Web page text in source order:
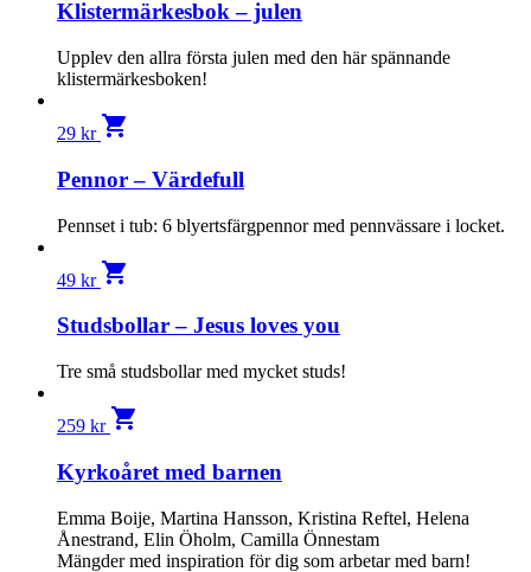
Klistermärkesbok – julen
Upplev den allra första julen med den här spännande
klistermärkesboken!
29 kr shopping_cart
Pennor – Värdefull
Pennset i tub: 6 blyertsfärgpennor med pennvässare i locket.
49 kr shopping_cart
Studsbollar – Jesus loves you
Tre små studsbollar med mycket studs!
259 kr shopping_cart
Kyrkoåret med barnen
Emma Boije, Martina Hansson, Kristina Reftel, Helena
Ånestrand, Elin Öholm, Camilla Önnestam
Mängder med inspiration för dig som arbetar med barn!